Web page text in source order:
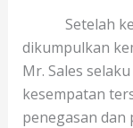
Setelah
dikumpulkan
Mr. Sales
kesempatan
penegasan